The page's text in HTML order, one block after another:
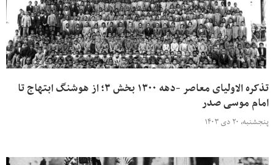
تذکره الاولیای معاصر -دهه ۱۳۰۰ بخش ۳؛ از هوشنگ ابتهاج تا
امام موسی صدر
پنجشنبه، ۲۰ دی ۱۴۰۳